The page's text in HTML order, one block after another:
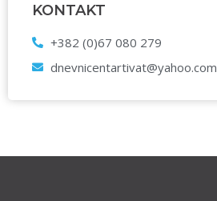
KONTAKT
+382 (0)67 080 279
dnevnicentartivat@yahoo.com